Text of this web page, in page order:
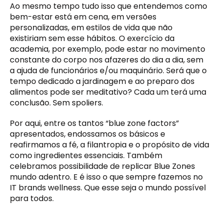
Ao mesmo tempo tudo isso que entendemos como
bem-estar está em cena, em versões
personalizadas, em estilos de vida que não
existiriam sem esse hábitos. O exercício da
academia, por exemplo, pode estar no movimento
constante do corpo nos afazeres do dia a dia, sem
a ajuda de funcionários e/ou maquinário. Será que o
tempo dedicado a jardinagem e ao preparo dos
alimentos pode ser meditativo? Cada um terá uma
conclusão. Sem spoliers.
Por aqui, entre os tantos “blue zone factors”
apresentados, endossamos os básicos e
reafirmamos a fé, a filantropia e o propósito de vida
como ingredientes essenciais. Também
celebramos possibilidade de replicar Blue Zones
mundo adentro. E é isso o que sempre fazemos no
IT brands wellness. Que esse seja o mundo possível
para todos.